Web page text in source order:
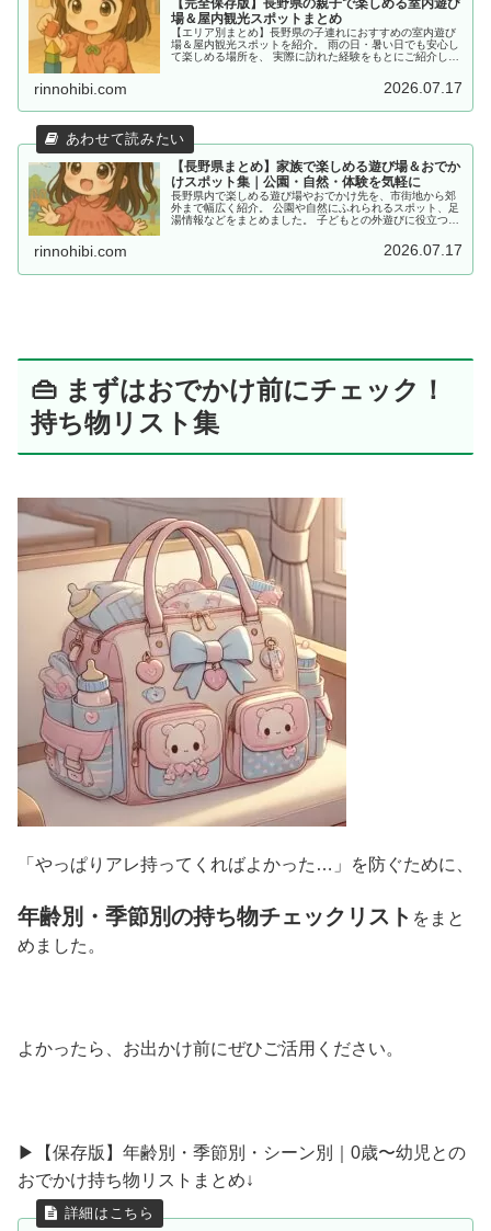
【完全保存版】長野県の親子で楽しめる室内遊び
場＆屋内観光スポットまとめ
【エリア別まとめ】長野県の子連れにおすすめの室内遊び
場＆屋内観光スポットを紹介。 雨の日・暑い日でも安心し
て楽しめる場所を、 実際に訪れた経験をもとにご紹介して
rinnohibi.com 2026.07.17
【長野県まとめ】家族で楽しめる遊び場＆おでか
けスポット集｜公園・自然・体験を気軽に
長野県内で楽しめる遊び場やおでかけ先を、市街地から郊
外まで幅広く紹介。 公園や自然にふれられるスポット、足
湯情報などをまとめました。 子どもとの外遊びに役立つ情
rinnohibi.com 2026.07.17
👜 まずはおでかけ前にチェック！
持ち物リスト集
「やっぱりアレ持ってくればよかった…」を防ぐために、
年齢別・季節別の持ち物チェックリスト をまと
めました。
よかったら、お出かけ前にぜひご活用ください。
▶︎【保存版】年齢別・季節別・シーン別｜0歳〜幼児との
おでかけ持ち物リストまとめ↓